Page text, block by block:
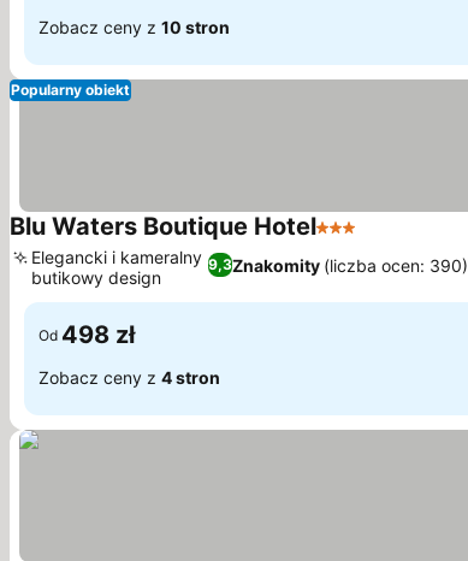
Zobacz ceny z 10 stron
Popularny obiekt
Blu Waters Boutique Hotel3 Kategoria
9,3Znakomity (liczba ocen: 390)
Elegancki i kameralny
butikowy design
Od 498 zł
Zobacz ceny z 4 stron